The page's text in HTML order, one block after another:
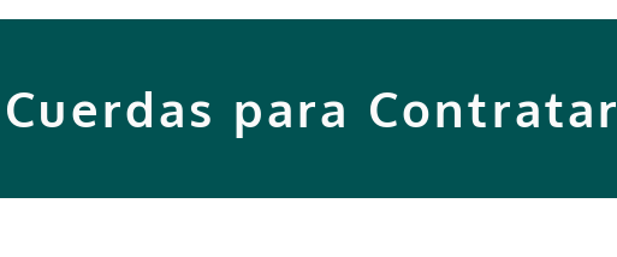
Cuerdas para Contratar